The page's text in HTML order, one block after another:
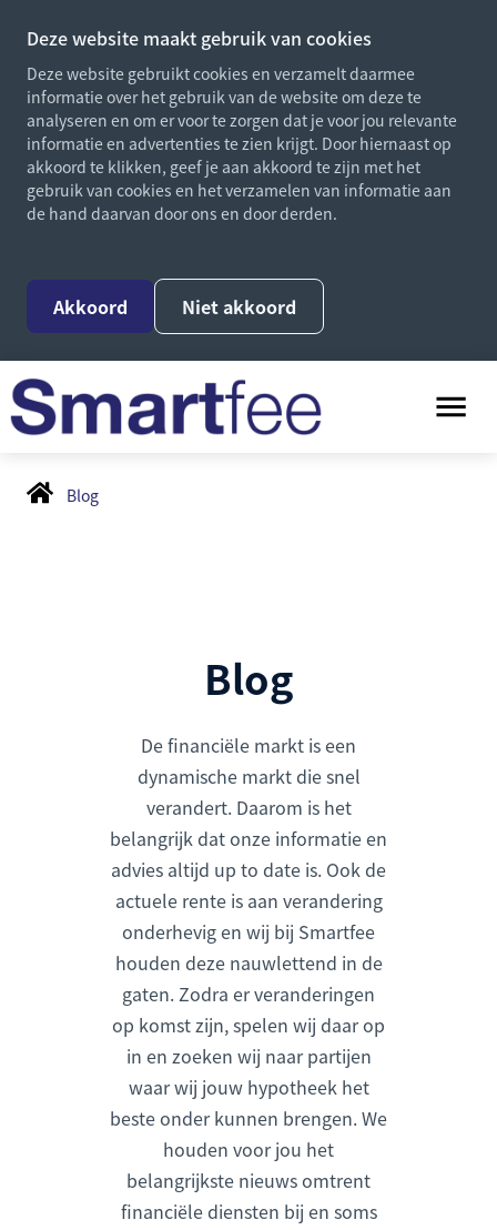
Deze website maakt gebruik van cookies
Deze website gebruikt cookies en verzamelt daarmee
informatie over het gebruik van de website om deze te
analyseren en om er voor te zorgen dat je voor jou relevante
informatie en advertenties te zien krijgt. Door hiernaast op
akkoord te klikken, geef je aan akkoord te zijn met het
gebruik van cookies en het verzamelen van informatie aan
de hand daarvan door ons en door derden.
Akkoord Niet akkoord
Blog
Blog
De financiële markt is een
dynamische markt die snel
verandert. Daarom is het
belangrijk dat onze informatie en
advies altijd up to date is. Ook de
actuele rente is aan verandering
onderhevig en wij bij Smartfee
houden deze nauwlettend in de
gaten. Zodra er veranderingen
op komst zijn, spelen wij daar op
in en zoeken wij naar partijen
waar wij jouw hypotheek het
beste onder kunnen brengen. We
houden voor jou het
belangrijkste nieuws omtrent
financiële diensten bij en soms